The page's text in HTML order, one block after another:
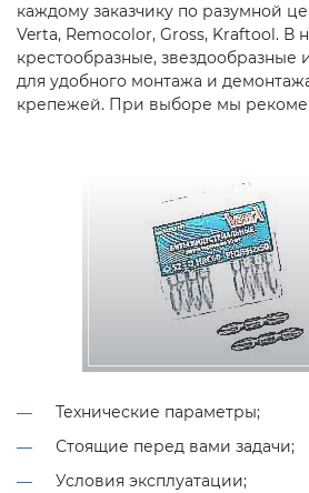
каждому заказчику по разумной
Verta, Remocolor, Gross, Kraftool. В
крестообразные, звездообразные
для удобного монтажа и
крепежей. При выборе мы
Технические параметры;
Стоящие перед вами задачи;
Условия эксплуатации;